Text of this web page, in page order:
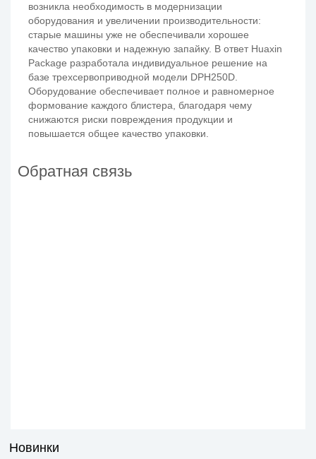
возникла необходимость в модернизации
оборудования и увеличении производительности:
старые машины уже не обеспечивали хорошее
качество упаковки и надежную запайку. В ответ Huaxin
Package разработала индивидуальное решение на
базе трехсервоприводной модели DPH250D.
Оборудование обеспечивает полное и равномерное
формование каждого блистера, благодаря чему
снижаются риски повреждения продукции и
повышается общее качество упаковки.
Обратная связь
Новинки